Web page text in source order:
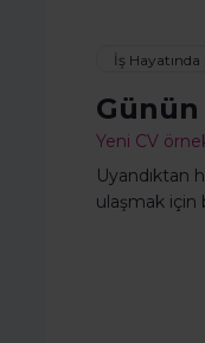
İş Hayatında
Günün
Yeni CV
Uyandıktan
ulaşmak için